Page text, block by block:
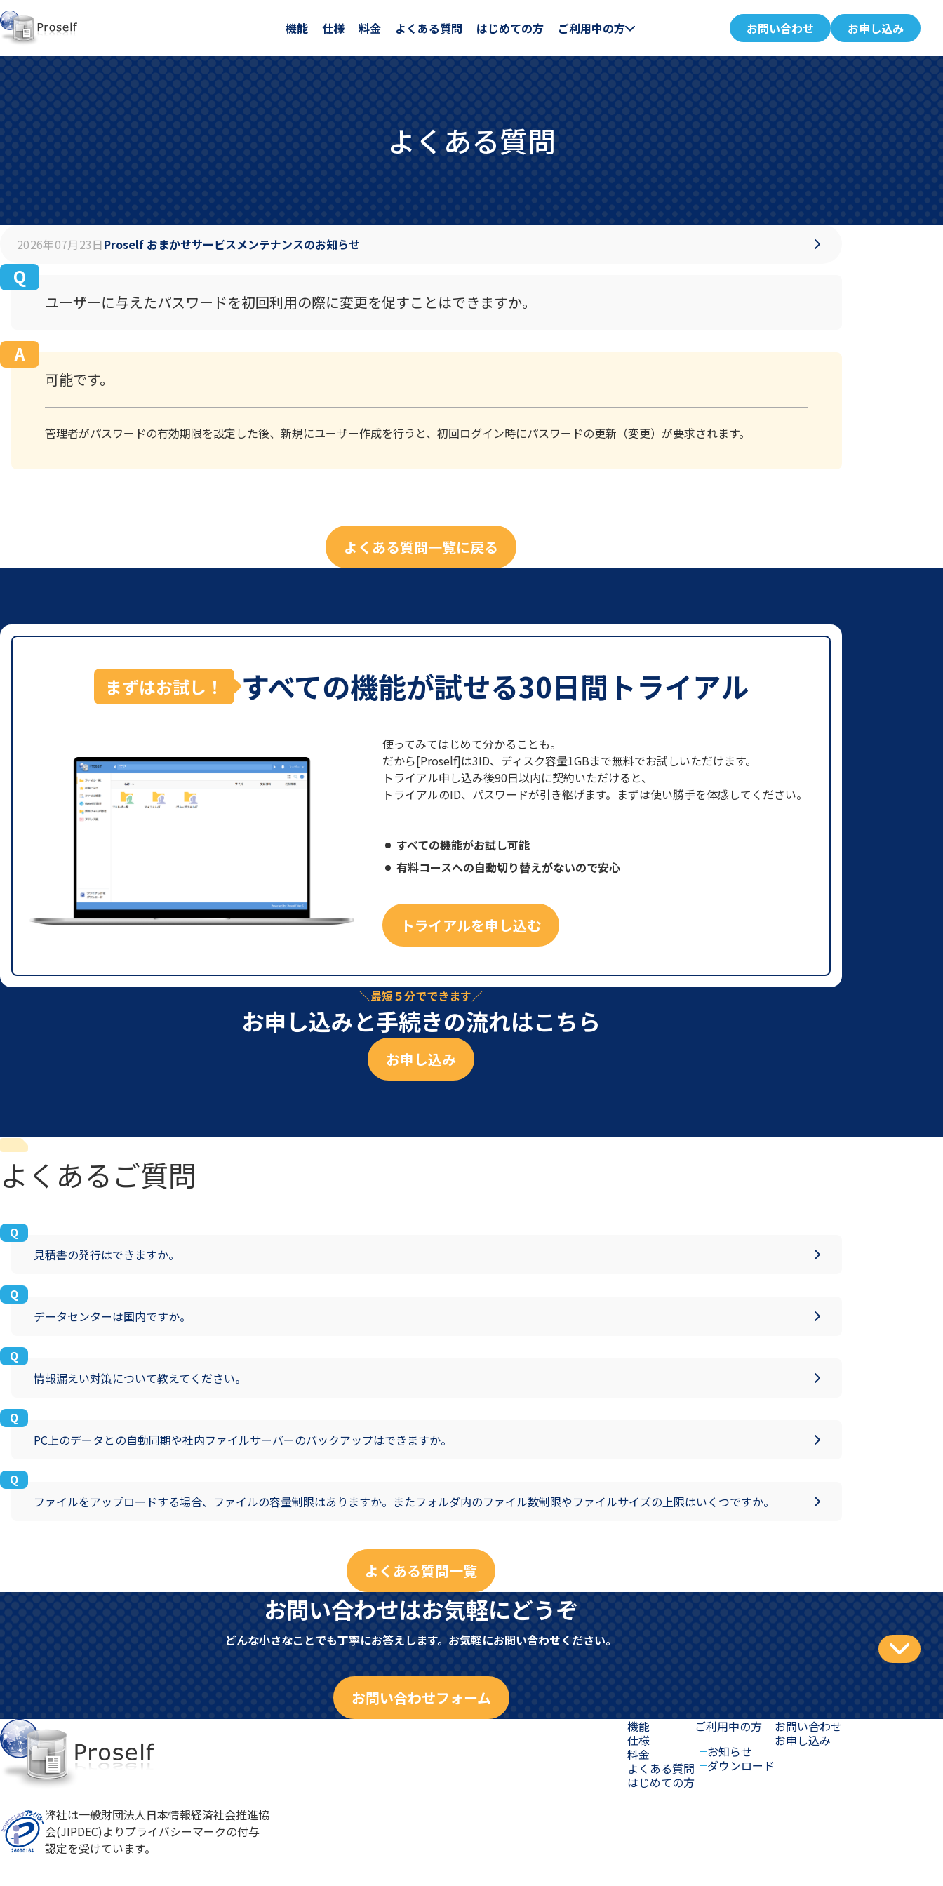
機能 仕様 料金 よくある質問 はじめての方 ご利用中の方 お問い合わせ お申し込み
よくある質問
2026年07月23日Proself おまかせサービスメンテナンスのお知らせ
ユーザーに与えたパスワードを初回利用の際に変更を促すことはできますか。
可能です。
管理者がパスワードの有効期限を設定した後、新規にユーザー作成を行うと、初回ログイン時にパスワードの更新（変更）が要求されます。
よくある質問一覧に戻る
まずはお試し！ すべての機能が試せる30日間トライアル
使ってみてはじめて分かることも。
だから[Proself]は3ID、ディスク容量1GBまで無料でお試しいただけます。
トライアル申し込み後90日以内に契約いただけると、
トライアルのID、パスワードが引き継げます。まずは使い勝手を体感してください。
すべての機能がお試し可能
有料コースへの自動切り替えがないので安心
トライアルを申し込む
最短５分でできます
お申し込みと手続きの流れはこちら
お申し込み
よくあるご質問
見積書の発行はできますか。
データセンターは国内ですか。
情報漏えい対策について教えてください。
PC上のデータとの自動同期や社内ファイルサーバーのバックアップはできますか。
ファイルをアップロードする場合、ファイルの容量制限はありますか。またフォルダ内のファイル数制限やファイルサイズの上限はいくつですか。
よくある質問一覧
お問い合わせはお気軽にどうぞ
どんな小さなことでも丁寧にお答えします。お気軽にお問い合わせください。
お問い合わせフォーム
機能
仕様
料金
よくある質問
はじめての方
ご利用中の方
お知らせ
ダウンロード
お問い合わせ
お申し込み
弊社は一般財団法人日本情報経済社会推進協
会(JIPDEC)よりプライバシーマークの付与
認定を受けています。